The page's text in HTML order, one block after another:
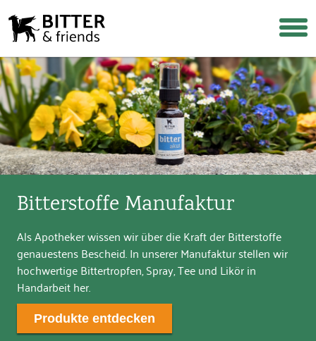
Über uns
Warum Bitterstoffe?
Rezepte & Tipps
Häufige Fragen
Wiederverkäufer werden
Shop
Login Warenkorb Suche
Bitterstoffe Manufaktur
Als Apotheker wissen wir über die Kraft der Bitterstoffe
genauestens Bescheid. In unserer Manufaktur stellen wir
hochwertige Bittertropfen, Spray, Tee und Likör in
Handarbeit her.
Produkte entdecken